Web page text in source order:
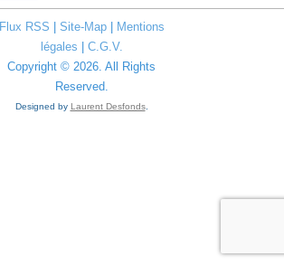
Flux RSS Site-Map|
Mentions
légales
C.G.V.
Copyright © 2026. All Rights
Reserved.
Designed by Laurent Desfonds.